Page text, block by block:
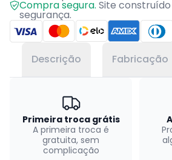
Compra segura. Site
segurança.
Descrição Fabricação
Primeira troca grátis
A primeira troca é
gratuita, sem
complicação